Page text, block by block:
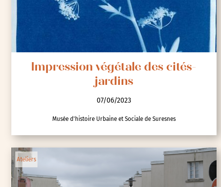
Impression végétale des cités-
jardins
07/06/2023
Musée d'histoire Urbaine et Sociale de Suresnes
Ateliers